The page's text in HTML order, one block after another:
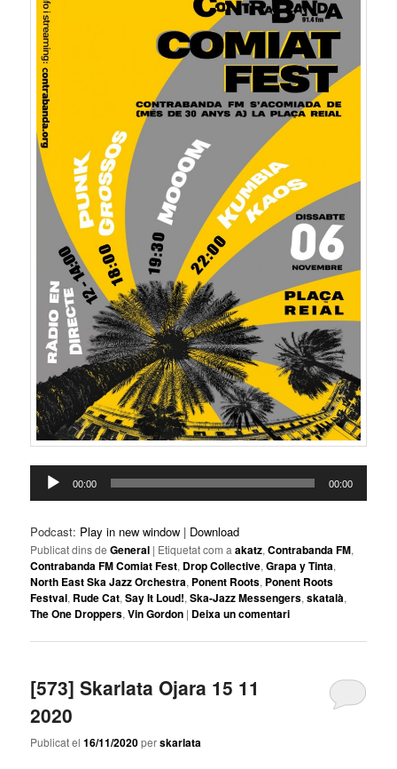
Reproductor
d'àudio
00:00 00:00
Podcast: Play in new window | Download
Publicat dins de General | Etiquetat com a akatz,Contrabanda FM,
Contrabanda FM Comiat Fest, Drop Collective,Grapa y Tinta,
North East Ska Jazz Orchestra, Ponent Roots, Ponent Roots
Festval, Rude Cat,Say It Loud!,Ska-Jazz Messengers,skatalà,
The One Droppers,Vin Gordon | Deixa un comentari
[573] Skarlata Ojara 15 11
2020
Publicat el16/11/2020perskarlata